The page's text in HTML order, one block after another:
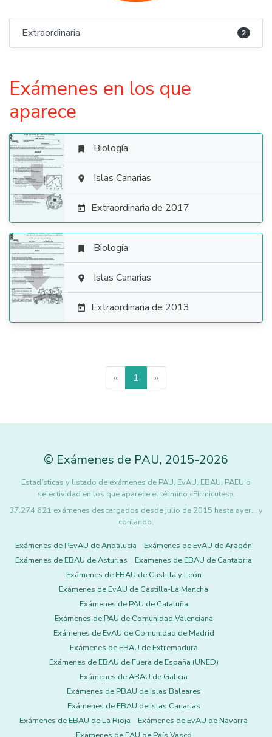
Extraordinaria 2
Exámenes en los que
aparece

 Biología
 Islas Canarias
 Extraordinaria de 2017

 Biología
 Islas Canarias
 Extraordinaria de 2013
« 1 »
© Exámenes de PAU, 2015-2026
Estadísticas y listado de exámenes de PAU, EvAU, EBAU, PAEU o
selectividad en los que aparece el término «Firmicutes».
37.274.621 exámenes descargados desde julio de 2015 hasta ayer... y
contando.
Exámenes de PEvAU de Andalucía
Exámenes de EvAU de Aragón
Exámenes de EBAU de Asturias
Exámenes de EBAU de Cantabria
Exámenes de EBAU de Castilla y León
Exámenes de EvAU de Castilla-La Mancha
Exámenes de PAU de Cataluña
Exámenes de PAU de Comunidad Valenciana
Exámenes de EvAU de Comunidad de Madrid
Exámenes de EBAU de Extremadura
Exámenes de EBAU de Fuera de España (UNED)
Exámenes de ABAU de Galicia
Exámenes de PBAU de Islas Baleares
Exámenes de EBAU de Islas Canarias
Exámenes de EBAU de La Rioja
Exámenes de EvAU de Navarra